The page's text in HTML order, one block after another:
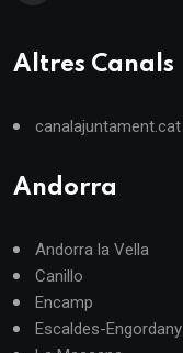
Altres Canals
canalajuntament.cat
Andorra
Andorra la Vella
Canillo
Encamp
Escaldes-Engordany